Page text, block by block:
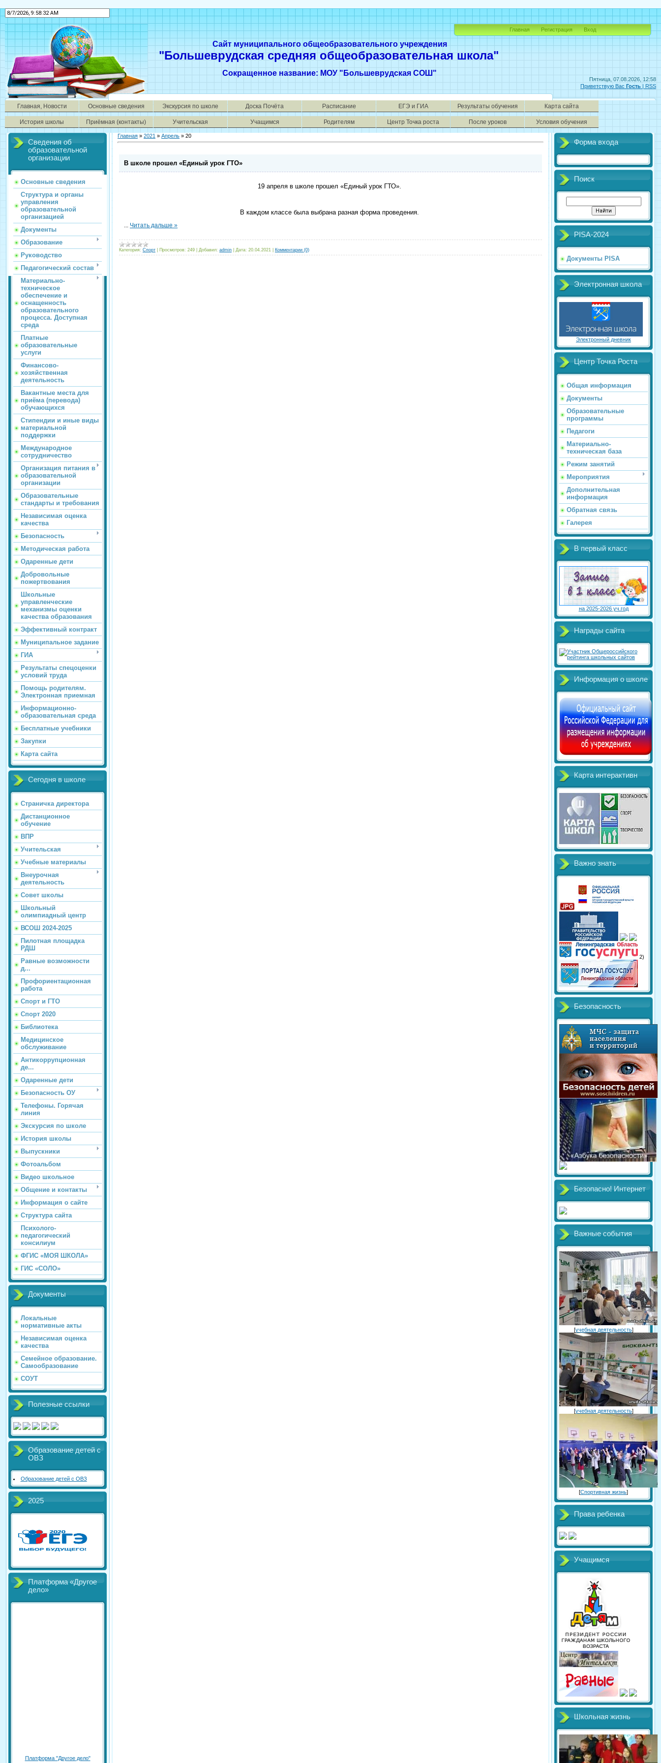
Пятница, 07.08.2026, 12:58
Приветствую Вас Гость RSS
Сайт муниципального общеобразовательного учреждения
"Большеврудская средняя общеобразовательная школа"
Сокращенное название: МОУ "Большеврудская СОШ"
Главная Регистрация Вход
Главная, Новости Основные сведения Экскурсия по школе Доска Почёта Расписание ЕГЭ и ГИА Результаты обучения Карта сайта
История школы Приёмная (контакты) Учительская Учащимся Родителям Центр Точка роста После уроков Условия обучения
Сведения об
образовательной
организации
Основные сведения
Структура и органы
управления
образовательной
организацией
Документы
Образование
Руководство
Педагогический состав
Материально-
техническое
обеспечение и
оснащенность
образовательного
процесса. Доступная
среда
Платные
образовательные
услуги
Финансово-
хозяйственная
деятельность
Вакантные места для
приёма (перевода)
обучающихся
Стипендии и иные виды
материальной
поддержки
Международное
сотрудничество
Организация питания в
образовательной
организации
Образовательные
стандарты и требования
Независимая оценка
качества
Безопасность
Методическая работа
Одаренные дети
Добровольные
пожертвования
Школьные
управленческие
механизмы оценки
качества образования
Эффективный контракт
Муниципальное задание
ГИА
Результаты спецоценки
условий труда
Помощь родителям.
Электронная приемная
Информационно-
образовательная среда
Бесплатные учебники
Закупки
Карта сайта
Сегодня в школе
Страничка директора
Дистанционное
обучение
ВПР
Учительская
Учебные материалы
Внеурочная
деятельность
Совет школы
Школьный
олимпиадный центр
ВСОШ 2024-2025
Пилотная площадка
РДШ
Равные возможности
д...
Профориентационная
работа
Спорт и ГТО
Спорт 2020
Библиотека
Медицинское
обслуживание
Антикоррупционная
де...
Одаренные дети
Безопасность ОУ
Телефоны. Горячая
линия
Экскурсия по школе
История школы
Выпускники
Фотоальбом
Видео школьное
Общение и контакты
Информация о сайте
Структура сайта
Психолого-
педагогический
консилиум
ФГИС «МОЯ ШКОЛА»
ГИС «СОЛО»
Документы
Локальные
нормативные акты
Независимая оценка
качества
Семейное образование.
Самообразование
СОУТ
Полезные ссылки
Образование детей с
ОВЗ
Образование детей с ОВЗ
2025
Платформа «Другое
дело»
Платформа "Другое дело"
Главная » 2021 » Апрель » 20
В школе прошел «Единый урок ГТО»
19 апреля в школе прошел «Единый урок ГТО».
В каждом классе была выбрана разная форма проведения.
Читать дальше »
Категория: Спорт Просмотров: 249 Добавил: admin Дата: 20.04.2021 Комментарии (0)
Форма входа
Поиск
PISA-2024
Документы PISA
Электронная школа
Электронный дневник
Центр Точка Роста
Общая информация
Документы
Образовательные
программы
Педагоги
Материально-
техническая база
Режим занятий
Мероприятия
Дополнительная
информация
Обратная связь
Галерея
В первый класс
на 2025-2026 уч.год
Награды сайта
Информация о школе
Карта интерактивн
Важно знать
2)
Безопасность
Безопасно! Интернет
Важные события
[учебная деятельность]
[учебная деятельность]
[Спортивная жизнь]
Права ребенка
Учащимся
Школьная жизнь